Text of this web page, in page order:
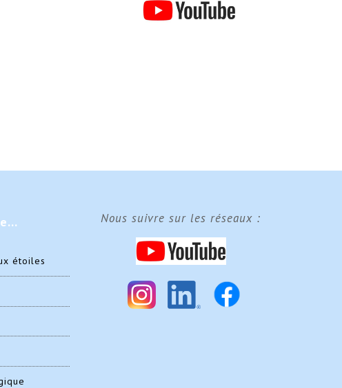
étoiles
Nous suivre sur les réseaux :